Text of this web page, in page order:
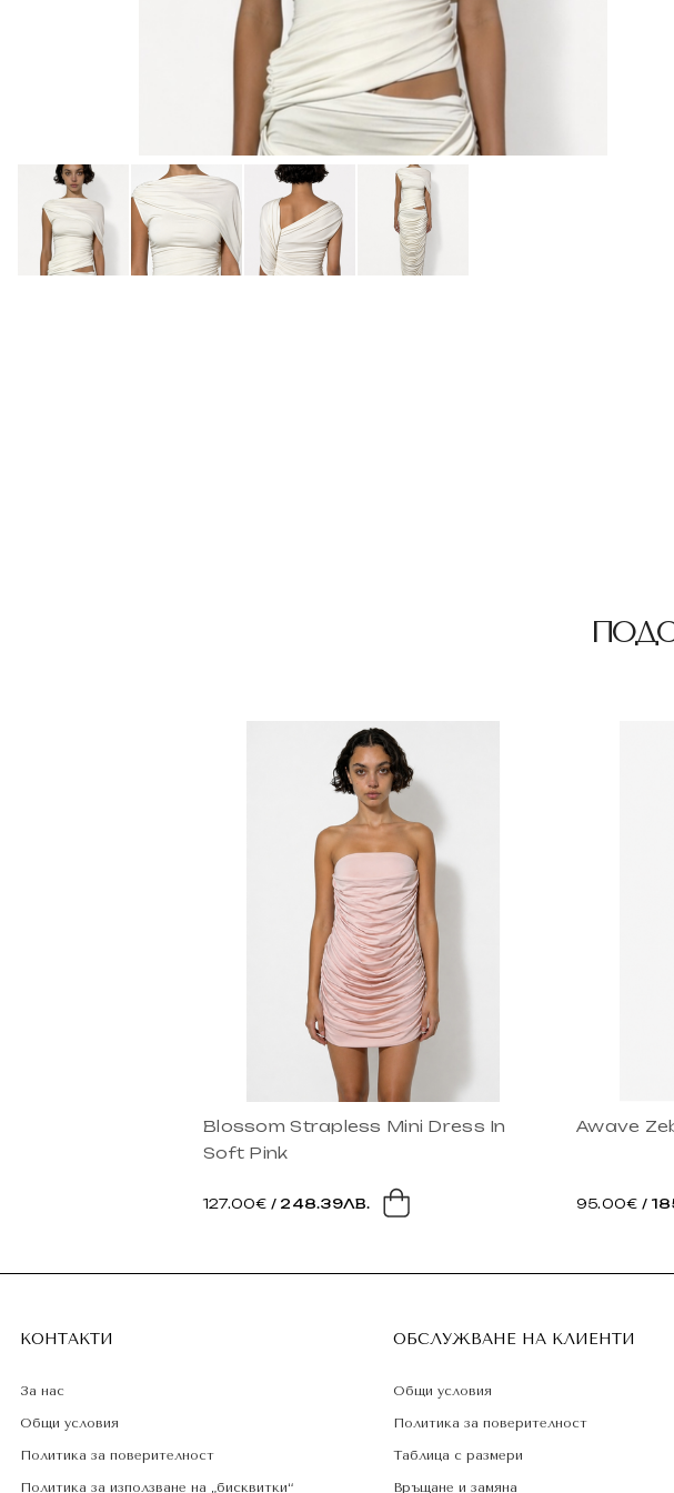
Blossom Strapless Mini Dress In
Soft Pink
127.00€ / 248.39ЛВ.
Awave
95.00€ /
КОНТАКТИ
За нас
Общи условия
Политика за поверителност
Политика за използване на „бисквитки“
ОБСЛУЖВАНЕ НА КЛИЕНТИ
Общи условия
Политика за поверителност
Таблица с размери
Връщане и замяна